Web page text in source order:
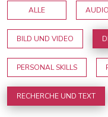
ALLE
BILD UND VIDEO
PERSONAL SKILLS
RECHERCHE UND TEXT